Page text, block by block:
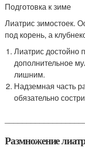
Подготовка к зиме
Лиатрис зимостоек.
под корень, а
Лиатрис достойно
дополнительное
лишним.
Надземная часть
обязательно
Размножение